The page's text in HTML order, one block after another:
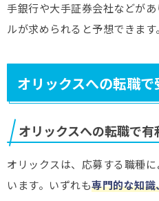
手銀行や大手証券会社などが
ルが求められると予想できます。
オリックスへの転職
オリックスへの転職で有
オリックスは、応募する職種
います。いずれも専門的な知